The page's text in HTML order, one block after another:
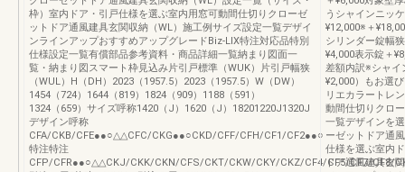
枠）室内ドア・引戸仕様を選ぶ室内用窓可動間仕切りクローゼ
ットドア通風建具玄関収納（WL）施工例サイズ設定一覧デザイ
ンラインアップおすすめアップグレードBiz-LIX特注対応品特別
仕様設定一覧有償部品参考資料・商品詳細一覧納まり図面一
覧・納まり図スマート枠見込み片引戸標準（WUK）片引戸幅狭
（WUL）H（DH）2023（1957.5）2023（1957.5）W（DW）
1454（724）1644（819）1824（909）1188（591）
1324（659）サイズ呼称1420（J）1620（J）18201220J1320J
デザイン呼称
CFA/CKB/CFE●●○△△CFC/CKG●●○CKD/CFF/CFH/CF1/CF2●●○
特注特注
CFP/CFR●●○△△CKJ/CKK/CKN/CFS/CKT/CKW/CKY/CKZ/CF4/CF5/CF7/CF8/
うシャインニッ
¥12,000※＋
シリンダー錠幅
¥4,000表示錠＋
差額内訳※シャイ
¥2,000）もお選
リエカラートレ
動間仕切りクロ
一覧デザインを
ーゼットドア通
仕様を選ぶ室内
ドア通風建具玄